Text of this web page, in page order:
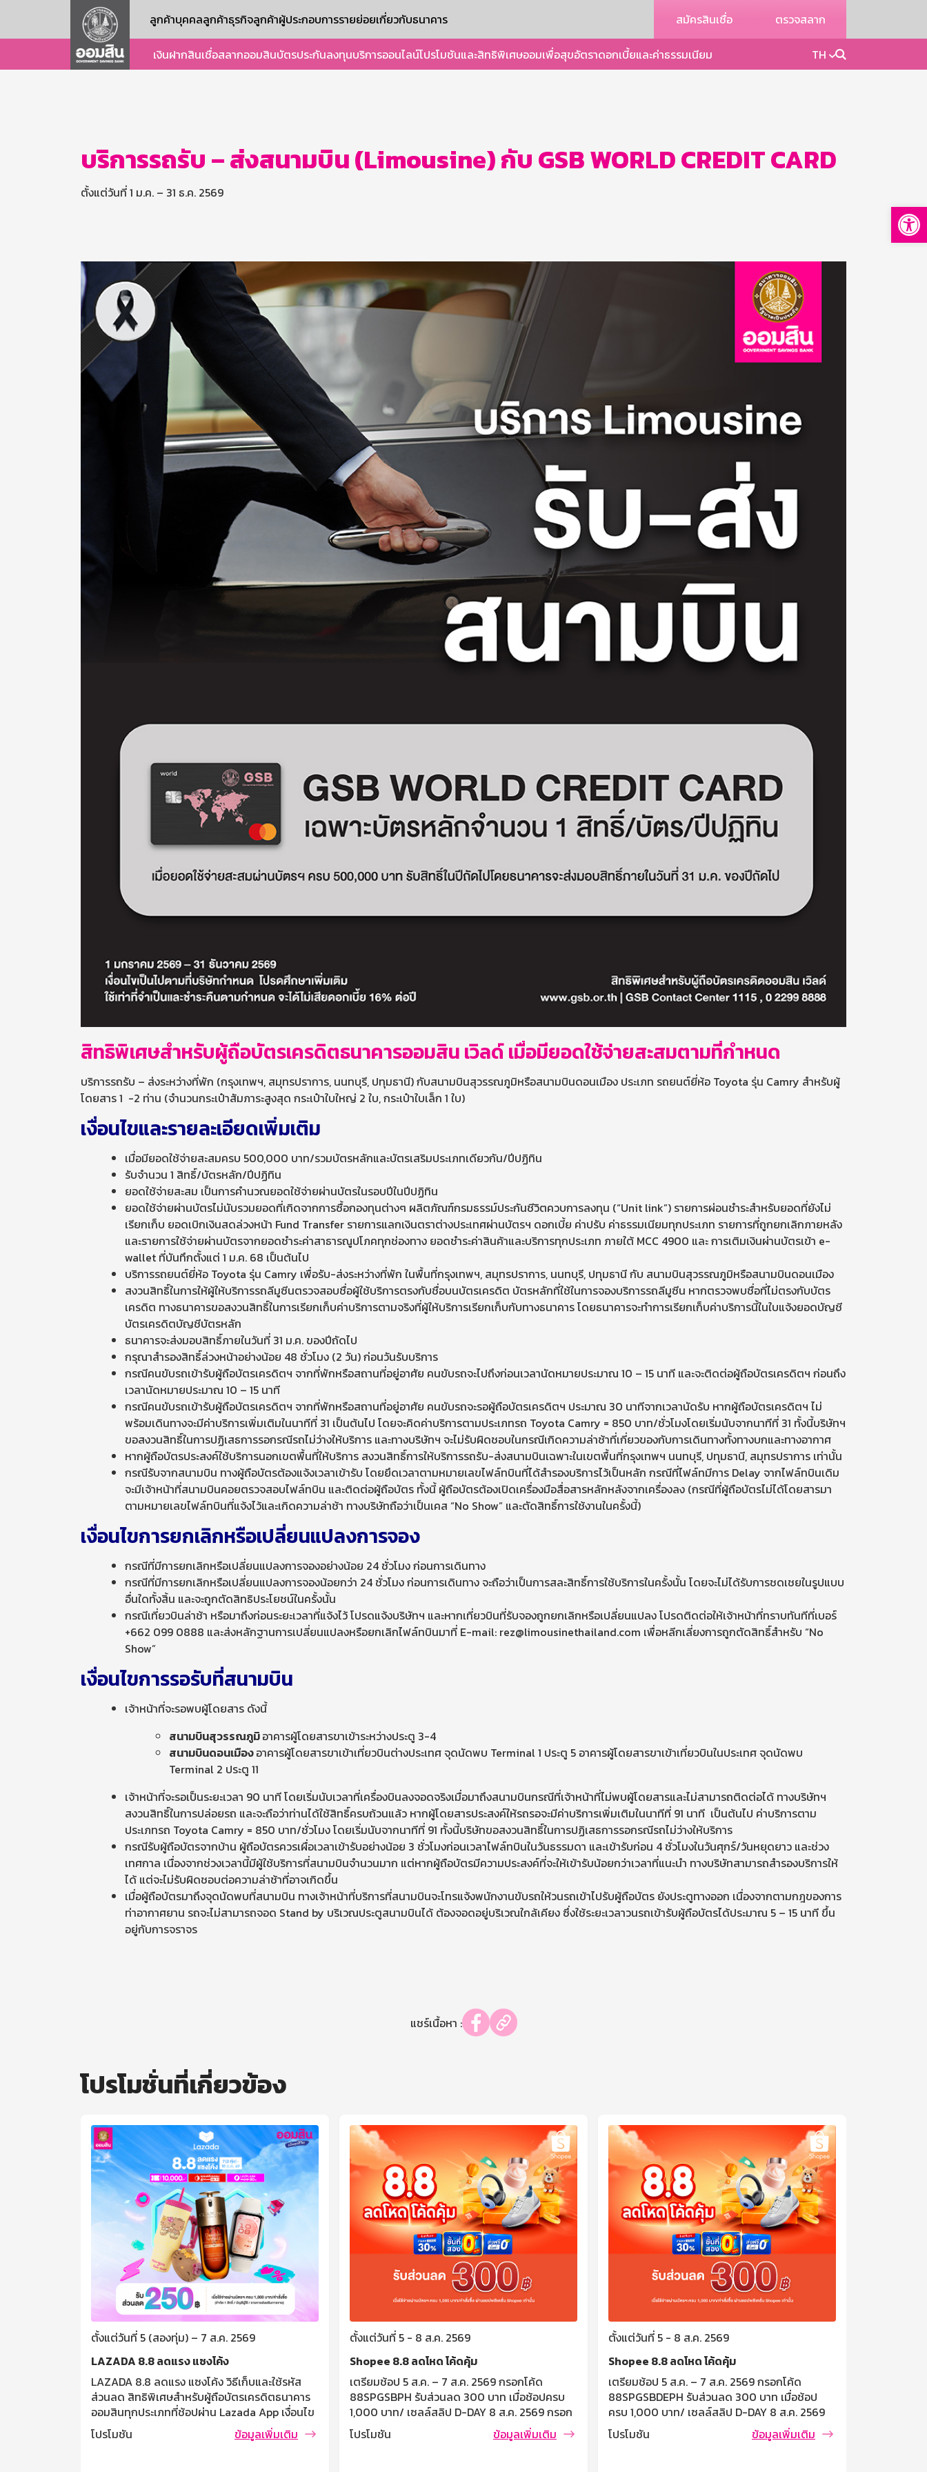
ลูกค้าบุคคลลูกค้าธุรกิจลูกค้าผู้ประกอบการรายย่อยเกี่ยวกับธนาคาร สมัครสินเชื่อ ตรวจสลาก
เงินฝากสินเชื่อสลากออมสินบัตรประกันลงทุนบริการออนไลน์โปรโมชันและสิทธิพิเศษออมเพื่อสุขอัตราดอกเบี้ยและค่าธรรมเนียม TH
บริการรถรับ – ส่งสนามบิน (Limousine) กับ GSB WORLD CREDIT CARD
ตั้งแต่วันที่ 1 ม.ค. – 31 ธ.ค. 2569
สิทธิพิเศษสำหรับผู้ถือบัตรเครดิตธนาคารออมสิน เวิลด์ เมื่อมียอดใช้จ่ายสะสมตามที่กำหนด
บริการรถรับ – ส่งระหว่างที่พัก (กรุงเทพฯ, สมุทรปราการ, นนทบุรี, ปทุมธานี) กับสนามบินสุวรรณภูมิหรือสนามบินดอนเมือง ประเภท รถยนต์ยี่ห้อ Toyota รุ่น Camry สำหรับผู้
โดยสาร 1 -2 ท่าน (จำนวนกระเป๋าสัมภาระสูงสุด กระเป๋าใบใหญ่ 2 ใบ, กระเป๋าใบเล็ก 1 ใบ)
เงื่อนไขและรายละเอียดเพิ่มเติม
เมื่อมียอดใช้จ่ายสะสมครบ 500,000 บาท/รวมบัตรหลักและบัตรเสริมประเภทเดียวกัน/ปีปฏิทิน
รับจำนวน 1 สิทธิ์/บัตรหลัก/ปีปฏิทิน
ยอดใช้จ่ายสะสม เป็นการคำนวณยอดใช้จ่ายผ่านบัตรในรอบปีในปีปฏิทิน
ยอดใช้จ่ายผ่านบัตรไม่นับรวมยอดที่เกิดจากการซื้อกองทุนต่างๆ ผลิตภัณฑ์กรมธรรม์ประกันชีวิตควบการลงทุน (“Unit link”) รายการผ่อนชำระสำหรับยอดที่ยังไม่
เรียกเก็บ ยอดเบิกเงินสดล่วงหน้า Fund Transfer รายการแลกเงินตราต่างประเทศผ่านบัตรฯ ดอกเบี้ย ค่าปรับ ค่าธรรมเนียมทุกประเภท รายการที่ถูกยกเลิกภายหลัง
และรายการใช้จ่ายผ่านบัตรจากยอดชำระค่าสาธารณูปโภคทุกช่องทาง ยอดชำระค่าสินค้าและบริการทุกประเภท ภายใต้ MCC 4900 และ การเติมเงินผ่านบัตรเข้า e-
wallet ที่บันทึกตั้งแต่ 1 ม.ค. 68 เป็นต้นไป
บริการรถยนต์ยี่ห้อ Toyota รุ่น Camry เพื่อรับ-ส่งระหว่างที่พัก ในพื้นที่กรุงเทพฯ, สมุทรปราการ, นนทบุรี, ปทุมธานี กับ สนามบินสุวรรณภูมิหรือสนามบินดอนเมือง
สงวนสิทธิ์ในการให้ผู้ให้บริการรถลีมูซีนตรวจสอบชื่อผู้ใช้บริการตรงกับชื่อบนบัตรเครดิต บัตรหลักที่ใช้ในการจองบริการรถลีมูซีน หากตรวจพบชื่อที่ไม่ตรงกับบัตร
เครดิต ทางธนาคารขอสงวนสิทธิ์ในการเรียกเก็บค่าบริการตามจริงที่ผู้ให้บริการเรียกเก็บกับทางธนาคาร โดยธนาคารจะทำการเรียกเก็บค่าบริการนี้ในใบแจ้งยอดบัญชี
บัตรเครดิตบัญชีบัตรหลัก
ธนาคารจะส่งมอบสิทธิ์ภายในวันที่ 31 ม.ค. ของปีถัดไป
กรุณาสำรองสิทธิ์ล่วงหน้าอย่างน้อย 48 ชั่วโมง (2 วัน) ก่อนวันรับบริการ
กรณีคนขับรถเข้ารับผู้ถือบัตรเครดิตฯ จากที่พักหรือสถานที่อยู่อาศัย คนขับรถจะไปถึงก่อนเวลานัดหมายประมาณ 10 – 15 นาที และจะติดต่อผู้ถือบัตรเครดิตฯ ก่อนถึง
เวลานัดหมายประมาณ 10 – 15 นาที
กรณีคนขับรถเข้ารับผู้ถือบัตรเครดิตฯ จากที่พักหรือสถานที่อยู่อาศัย คนขับรถจะรอผู้ถือบัตรเครดิตฯ ประมาณ 30 นาทีจากเวลานัดรับ หากผู้ถือบัตรเครดิตฯ ไม่
พร้อมเดินทางจะมีค่าบริการเพิ่มเติมในนาทีที่ 31 เป็นต้นไป โดยจะคิดค่าบริการตามประเภทรถ Toyota Camry = 850 บาท/ชั่วโมงโดยเริ่มนับจากนาทีที่ 31 ทั้งนี้บริษัทฯ
ขอสงวนสิทธิ์ในการปฏิเสธการรอกรณีรถไม่ว่างให้บริการ และทางบริษัทฯ จะไม่รับผิดชอบในกรณีเกิดความล่าช้าที่เกี่ยวของกับการเดินทางทั้งทางบกและทางอากาศ
หากผู้ถือบัตรประสงค์ใช้บริการนอกเขตพื้นที่ให้บริการ สงวนสิทธิ์การให้บริการรถรับ-ส่งสนามบินเฉพาะในเขตพื้นที่กรุงเทพฯ นนทบุรี, ปทุมธานี, สมุทรปราการ เท่านั้น
กรณีรับจากสนามบิน ทางผู้ถือบัตรต้องแจ้งเวลาเข้ารับ โดยยึดเวลาตามหมายเลขไฟล์ทบินที่ได้สำรองบริการไว้เป็นหลัก กรณีที่ไฟล์ทมีการ Delay จากไฟล์ทบินเดิม
จะมีเจ้าหน้าที่สนามบินคอยตรวจสอบไฟล์ทบิน และติดต่อผู้ถือบัตร ทั้งนี้ ผู้ถือบัตรต้องเปิดเครื่องมือสื่อสารหลักหลังจากเครื่องลง (กรณีที่ผู้ถือบัตรไม่ได้โดยสารมา
ตามหมายเลขไฟล์ทบินที่แจ้งไว้และเกิดความล่าช้า ทางบริษัทถือว่าเป็นเคส “No Show” และตัดสิทธิ์การใช้งานในครั้งนี้)
เงื่อนไขการยกเลิกหรือเปลี่ยนแปลงการจอง
กรณีที่มีการยกเลิกหรือเปลี่ยนแปลงการจองอย่างน้อย 24 ชั่วโมง ก่อนการเดินทาง
กรณีที่มีการยกเลิกหรือเปลี่ยนแปลงการจองน้อยกว่า 24 ชั่วโมง ก่อนการเดินทาง จะถือว่าเป็นการสละสิทธิ์การใช้บริการในครั้งนั้น โดยจะไม่ได้รับการชดเชยในรูปแบบ
อื่นใดทั้งสิ้น และจะถูกตัดสิทธิประโยชน์ในครั้งนั้น
กรณีเที่ยวบินล่าช้า หรือมาถึงก่อนระยะเวลาที่แจ้งไว้ โปรดแจ้งบริษัทฯ และหากเที่ยวบินที่รับจองถูกยกเลิกหรือเปลี่ยนแปลง โปรดติดต่อให้เจ้าหน้าที่ทราบทันทีที่เบอร์
+662 099 0888 และส่งหลักฐานการเปลี่ยนแปลงหรือยกเลิกไฟล์ทบินมาที่ E-mail: rez@limousinethailand.com เพื่อหลีกเลี่ยงการถูกตัดสิทธิ์สำหรับ “No
Show”
เงื่อนไขการรอรับที่สนามบิน
เจ้าหน้าที่จะรอพบผู้โดยสาร ดังนี้
สนามบินสุวรรณภูมิอาคารผู้โดยสารขาเข้าระหว่างประตู 3-4
สนามบินดอนเมืองอาคารผู้โดยสารขาเข้าเที่ยวบินต่างประเทศ จุดนัดพบ Terminal 1 ประตู 5 อาคารผู้โดยสารขาเข้าเที่ยวบินในประเทศ จุดนัดพบ
Terminal 2 ประตู 11
เจ้าหน้าที่จะรอเป็นระยะเวลา 90 นาที โดยเริ่มนับเวลาที่เครื่องบินลงจอดจริงเมื่อมาถึงสนามบินกรณีที่เจ้าหน้าที่ไม่พบผู้โดยสารและไม่สามารถติดต่อได้ ทางบริษัทฯ
สงวนสิทธิ์ในการปล่อยรถ และจะถือว่าท่านได้ใช้สิทธิ์ครบถ้วนแล้ว หากผู้โดยสารประสงค์ให้รถรอจะมีค่าบริการเพิ่มเติมในนาทีที่ 91 นาที เป็นต้นไป ค่าบริการตาม
ประเภทรถ Toyota Camry = 850 บาท/ชั่วโมง โดยเริ่มนับจากนาทีที่ 91 ทั้งนี้บริษัทขอสงวนสิทธิ์ในการปฏิเสธการรอกรณีรถไม่ว่างให้บริการ
กรณีรับผู้ถือบัตรจากบ้าน ผู้ถือบัตรควรเผื่อเวลาเข้ารับอย่างน้อย 3 ชั่วโมงก่อนเวลาไฟล์ทบินในวันธรรมดา และเข้ารับก่อน 4 ชั่วโมงในวันศุกร์/วันหยุดยาว และช่วง
เทศกาล เนื่องจากช่วงเวลานี้มีผู้ใช้บริการที่สนามบินจำนวนมาก แต่หากผู้ถือบัตรมีความประสงค์ที่จะให้เข้ารับน้อยกว่าเวลาที่แนะนำ ทางบริษัทสามารถสำรองบริการให้
ได้ แต่จะไม่รับผิดชอบต่อความล่าช้าที่อาจเกิดขึ้น
เมื่อผู้ถือบัตรมาถึงจุดนัดพบที่สนามบิน ทางเจ้าหน้าที่บริการที่สนามบินจะโทรแจ้งพนักงานขับรถให้วนรถเข้าไปรับผู้ถือบัตร ยังประตูทางออก เนื่องจากตามกฎของการ
ท่าอากาศยาน รถจะไม่สามารถจอด Stand by บริเวณประตูสนามบินได้ ต้องจอดอยู่บริเวณใกล้เคียง ซึ่งใช้ระยะเวลาวนรถเข้ารับผู้ถือบัตรได้ประมาณ 5 – 15 นาที ขึ้น
อยู่กับการจราจร
แชร์เนื้อหา :
โปรโมชั่นที่เกี่ยวข้อง
ตั้งแต่วันที่ 5 (สองทุ่ม) – 7 ส.ค. 2569
LAZADA 8.8 ลดแรง แซงโค้ง
LAZADA 8.8 ลดแรง แซงโค้ง วิธีเก็บและใช้รหัส
ส่วนลด สิทธิพิเศษสำหรับผู้ถือบัตรเครดิตธนาคาร
ออมสินทุกประเภทที่ช้อปผ่าน Lazada App เงื่อนไข
และข้อกำหนด 1. ผู้ถือบัตรเครดิตธนาคารออมสิน ที่
ช้อปผ่าน Lazada App รับส่วนลด 250 บาท ต่อคำ
โปรโมชัน ข้อมูลเพิ่มเติม
ตั้งแต่วันที่ 5 - 8 ส.ค. 2569
Shopee 8.8 ลดโหด โค้ดคุ้ม
เตรียมช้อป 5 ส.ค. – 7 ส.ค. 2569 กรอกโค้ด
88SPGSBPH รับส่วนลด 300 บาท เมื่อช้อปครบ
1,000 บาท/ เซลล์สลิป D-DAY 8 ส.ค. 2569 กรอก
โค้ด 77SPGSB รับส่วนลด 300 บาท เมื่อช้อปครบ
1,000 บาท/ เซลล์ซสลิป เงื่อนไขและข้อกำหนด
โปรโมชัน ข้อมูลเพิ่มเติม
ตั้งแต่วันที่ 5 - 8 ส.ค. 2569
Shopee 8.8 ลดโหด โค้ดคุ้ม
เตรียมช้อป 5 ส.ค. – 7 ส.ค. 2569 กรอกโค้ด
88SPGSBDEPH รับส่วนลด 300 บาท เมื่อช้อป
ครบ 1,000 บาท/ เซลล์สลิป D-DAY 8 ส.ค. 2569
กรอกโค้ด 88SPGSBDE รับส่วนลด 300 บาท เมื่อ
ช้อปครบ 1,000 บาท/ เซลล์ซสลิป เงื่อนไขและข้อ
โปรโมชัน ข้อมูลเพิ่มเติม